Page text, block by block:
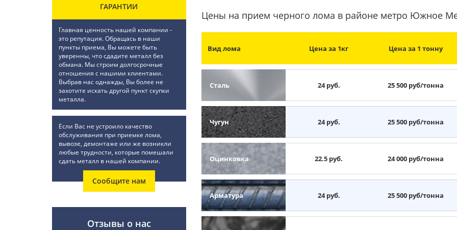
Цены на прием черного лома в районе метро Южное
Вид лома Цена за 1кг Цена за 1 тонну
Сталь 24 руб. 25 500 руб/тонна
Чугун 24 руб. 25 500 руб/тонна
Оцинковка 22.5 руб. 24 000 руб/тонна
Арматура 24 руб. 25 500 руб/тонна
ГАРАНТИИ
Главная ценность нашей компании -
это репутация. Обращась в наши
пункты приема, Вы можете быть
уверенны, что сдадите металл без
обмана. Мы строим долгосрочные
отношения с нашими клиентами.
Выбрав нас однажды, Вы более не
захотите искать другой пункт скупки
металла.
Если Вас не устроило качество
обслуживания при приемке лома,
вывозе, демонтаже или же возникли
любые трудности, которые помешали
сдать металл в нашей компании.
Сообщите нам
Отзывы о нас